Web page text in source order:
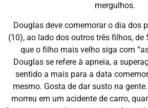
mergulhos.
Douglas deve comemorar o dia dos
(10), ao lado dos outros três filhos, de
que o filho mais velho siga com
Douglas se refere à apneia, a
sentido a mais para a data
mesmo. Gosta de dar susto na
morreu em um acidente de carro,